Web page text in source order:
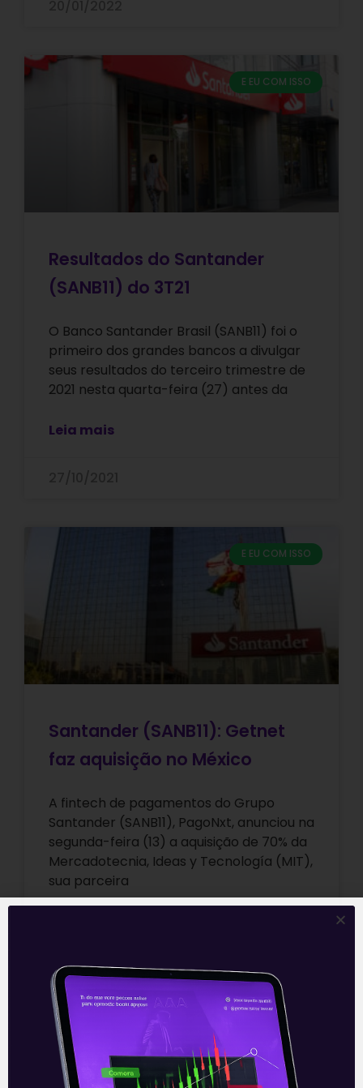
E EU COM ISSO
Resultados do Santander
(SANB11) do 3T21
O Banco Santander Brasil (SANB11) foi o
primeiro dos grandes bancos a divulgar
seus resultados do terceiro trimestre de
2021 nesta quarta-feira (27) antes da
Leia mais
E EU COM ISSO
Santander (SANB11): Getnet
faz aquisição no México
A fintech de pagamentos do Grupo
Santander (SANB11), PagoNxt, anunciou na
segunda-feira (13) a aquisição de 70% da
Mercadotecnia, Ideas y Tecnología (MIT),
sua parceira
14/09/2021
E EU COM ISSO